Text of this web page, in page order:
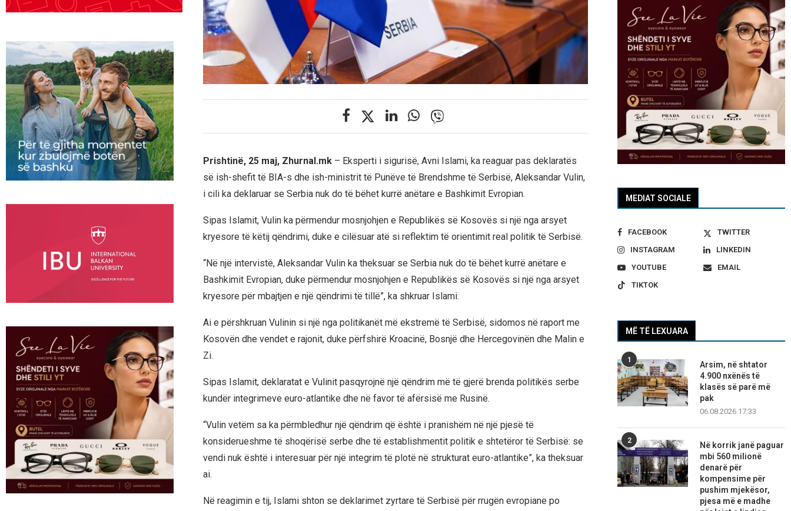
Prishtinë, 25 maj, Zhurnal.mk– Eksperti i sigurisë, Avni Islami, ka reaguar pas deklaratës
së ish-shefit të BIA-s dhe ish-ministrit të Punëve të Brendshme të Serbisë, Aleksandar Vulin,
i cili ka deklaruar se Serbia nuk do të bëhet kurrë anëtare e Bashkimit Evropian.
Sipas Islamit, Vulin ka përmendur mosnjohjen e Republikës së Kosovës si një nga arsyet
kryesore të këtij qëndrimi, duke e cilësuar atë si reflektim të orientimit real politik të Serbisë.
“Në një intervistë, Aleksandar Vulin ka theksuar se Serbia nuk do të bëhet kurrë anëtare e
Bashkimit Evropian, duke përmendur mosnjohjen e Republikës së Kosovës si një nga arsyet
kryesore për mbajtjen e një qëndrimi të tillë”, ka shkruar Islami.
Ai e përshkruan Vulinin si një nga politikanët më ekstremë të Serbisë, sidomos në raport me
Kosovën dhe vendet e rajonit, duke përfshirë Kroacinë, Bosnjë dhe Hercegovinën dhe Malin e
Zi.
Sipas Islamit, deklaratat e Vulinit pasqyrojnë një qëndrim më të gjerë brenda politikës serbe
kundër integrimeve euro-atlantike dhe në favor të afërsisë me Rusinë.
“Vulin vetëm sa ka përmbledhur një qëndrim që është i pranishëm në një pjesë të
konsiderueshme të shoqërisë serbe dhe të establishmentit politik e shtetëror të Serbisë: se
vendi nuk është i interesuar për një integrim të plotë në strukturat euro-atlantike”, ka theksuar
ai.
Në reagimin e tij, Islami shton se deklarimet zyrtare të Serbisë për rrugën evropiane po
MEDIAT SOCIALE
FACEBOOK
TWITTER
INSTAGRAM
LINKEDIN
YOUTUBE
EMAIL
TIKTOK
MË TË LEXUARA
1
Arsim, në shtator
4.900 nxënës të
klasës së parë më
pak
06.08.2026 17:33
2
Në korrik janë paguar
mbi 560 milionë
denarë për
kompensime për
pushim mjekësor,
pjesa më e madhe